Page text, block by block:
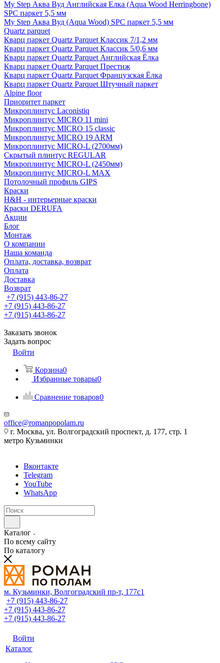
My Step Аква Вуд Английская Елка (Aqua Wood Herringbone)
SPC паркет 5,5 мм
My Step Аква Вуд (Aqua Wood) SPC паркет 5,5 мм
Quartz parquet
Кварц паркет Quartz Parquet Классик 7/1,2 мм
Кварц паркет Quartz Parquet Классик 5/0,6 мм
Кварц паркет Quartz Parquet Английская Ёлка
Кварц паркет Quartz Parquet Престиж
Кварц паркет Quartz Parquet Французская Ёлка
Кварц паркет Quartz Parquet Штучный паркет
Alpine floor
Приоритет паркет
Микроплинтус Laconistiq
Микроплинтус MICRO 11 mini
Микроплинтус MICRO 15 classic
Микроплинтус MICRO 19 ARM
Микроплинтус MICRO-L (2700мм)
Скрытый плинтус REGULAR
Микроплинтус MICRO-L (2450мм)
Микроплинтус MICRO-L MAX
Потолочный профиль GIPS
Краски
H&H - интерьерные краски
Краски DERUFA
Акции
Блог
Монтаж
О компании
Наша команда
Оплата, доставка, возврат
Оплата
Доставка
Возврат
+7 (915) 443-86-27
+7 (915) 443-86-27
+7 (915) 443-86-27
Заказать звонок
Задать вопрос
Войти
Корзина0
Избранные товары0
Сравнение товаров0
office@romanpopolam.ru
г. Москва, ул. Волгоградский проспект, д. 177, стр. 1
метро Кузьминки
Вконтакте
Telegram
YouTube
WhatsApp
Каталог
По всему сайту
По каталогу
м. Кузьминки, Волгоградский пр‑т, 177с1
+7 (915) 443-86-27
+7 (915) 443-86-27
+7 (915) 443-86-27
Войти
Каталог